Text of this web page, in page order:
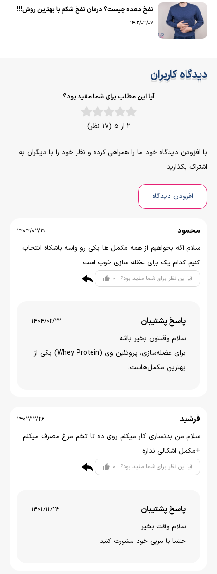
نفخ معده چیست؟ درمان نفخ شکم با بهترین روش!!!
1403/03/07
دیدگاه کاربران
آیا این مطلب برای شما مفید بود؟
2 از 5 (17 نظر)
با افزودن دیدگاه خود ما را همراهی کرده و نظر خود را با دیگران به
اشتراک بگذارید
افزودن دیدگاه
محمود 1404/02/19
سلام اگه بخواهیم از همه مکمل ها یکی رو واسه باشکاه انتخاب
کنیم کدام یک برای عظله سازی خوب است
آیا این نظر برای شما مفید بود؟ 0
پاسخ پشتیبان 1404/02/22
سلام وقتتون بخير باشه
برای عضله‌سازی، پروتئین وی (Whey Protein) یکی از
بهترین مکمل‌هاست.
فرشید 1402/12/26
سلام من بدنسازی کار میکنم روی ده تا تخم مرغ مصرف میکنم
+مکمل اشکالی نداره
آیا این نظر برای شما مفید بود؟ 0
پاسخ پشتیبان 1402/12/26
سلام وقت بخیر
حتما با مربی خود مشورت کنید